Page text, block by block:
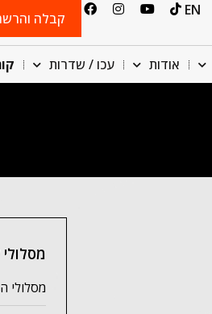
EN קבלה
אודות עכו / שדרות
מסלולי
מסלולי